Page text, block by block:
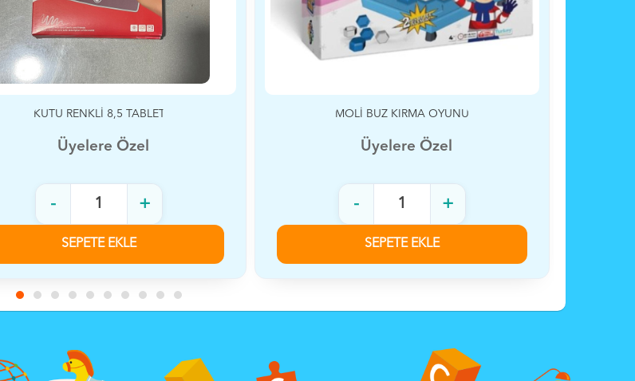
MOLİ BUZ KIRMA OYUNU
Üyelere Özel
- +
SEPETE EKLE
KUKULİ CEP TELEFONU
Üyelere Özel
- +
SEPETE EKLE